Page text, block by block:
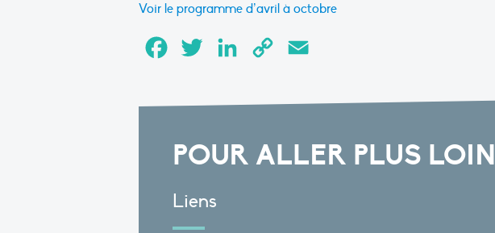
Voir le programme d’avril à octobre
FacebookTwitter LinkedInCopy
POUR ALLER PLUS LOIN
Liens